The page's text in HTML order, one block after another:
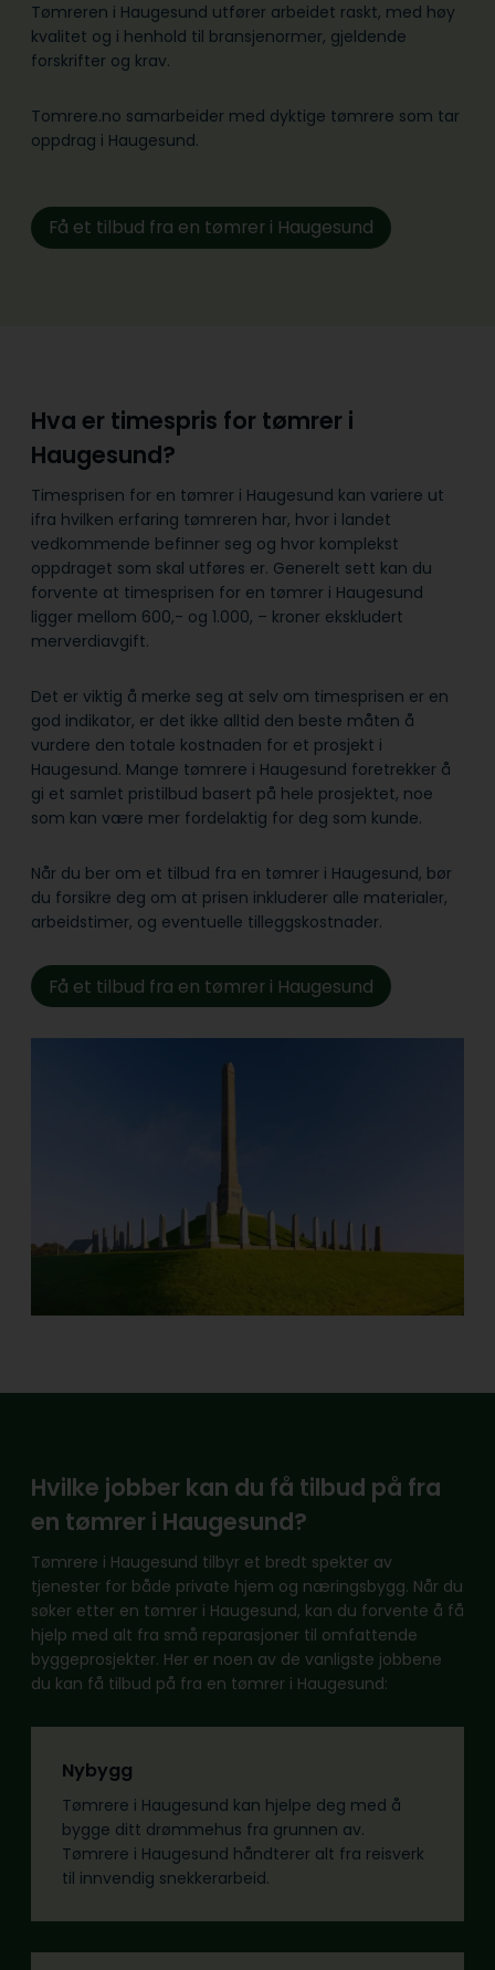
Tømreren i Haugesund utfører arbeidet raskt, med høy
kvalitet og i henhold til bransje­normer, gjeldende
forskrifter og krav.
Tomrere.no samarbeider med dyktige tømrere som tar
oppdrag i Haugesund.
Få et tilbud fra en tømrer i Haugesund
Hva er timespris for tømrer i
Haugesund?
Timesprisen for en tømrer i Haugesund kan variere ut
ifra hvilken erfaring tømreren har, hvor i landet
vedkommende befinner seg og hvor komplekst
oppdraget som skal utføres er. Generelt sett kan du
forvente at timesprisen for en tømrer i Haugesund
ligger mellom 600,- og 1.000, – kroner ekskludert
merverdiavgift.
Det er viktig å merke seg at selv om timesprisen er en
god indikator, er det ikke alltid den beste måten å
vurdere den totale kostnaden for et prosjekt i
Haugesund. Mange tømrere i Haugesund foretrekker å
gi et samlet pristilbud basert på hele prosjektet, noe
som kan være mer fordelaktig for deg som kunde.
Når du ber om et tilbud fra en tømrer i Haugesund, bør
du forsikre deg om at prisen inkluderer alle materialer,
arbeidstimer, og eventuelle tilleggskostnader.
Få et tilbud fra en tømrer i Haugesund
Hvilke jobber kan du få tilbud på fra
en tømrer i Haugesund?
Tømrere i Haugesund tilbyr et bredt spekter av
tjenester for både private hjem og næringsbygg. Når du
søker etter en tømrer i Haugesund, kan du forvente å få
hjelp med alt fra små reparasjoner til omfattende
byggeprosjekter. Her er noen av de vanligste jobbene
du kan få tilbud på fra en tømrer i Haugesund:
Nybygg
Tømrere i Haugesund kan hjelpe deg med å
bygge ditt drømmehus fra grunnen av.
Tømrere i Haugesund håndterer alt fra reisverk
til innvendig snekkerarbeid.